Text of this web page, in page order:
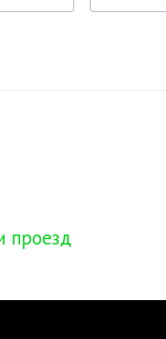
проезд